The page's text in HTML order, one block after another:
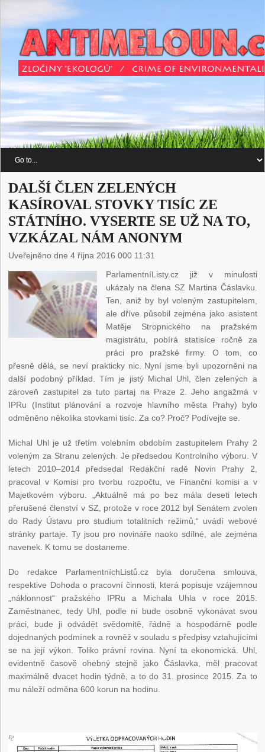
DALŠÍ ČLEN ZELENÝCH
KASÍROVAL STOVKY TISÍC ZE
STÁTNÍHO. VYSERTE SE UŽ NA TO,
VZKÁZAL NÁM ANONYM
Uveřejněno dne 4 října 2016 000 11:31
ParlamentníListy.cz již v minulosti
ukázaly na člena SZ Martina Čáslavku.
Ten, aniž by byl voleným zastupitelem,
ale dříve působil zejména jako asistent
Matěje Stropnického na pražském
magistrátu, pobírá statisíce ročně za
práci pro pražské firmy. O tom, co
přesně dělá, se neví prakticky nic. Nyní jsme byli upozorněni na
další podobný příklad. Tím je jistý Michal Uhl, člen zelených a
zároveň zastupitel za tuto partaj na Praze 2. Jeho angažmá v
IPRu (Institut plánování a rozvoje hlavního města Prahy) bylo
odměněno několika stovkami tisíc. Za co? Proč? Podívejte se.
Michal Uhl je už třetím volebním obdobím zastupitelem Prahy 2
voleným za Stranu zelených. Je předsedou Kontrolního výboru. V
letech 2010–2014 předsedal Redakční radě Novin Prahy 2,
pracoval v Komisi pro tvorbu rozpočtu, ve Finanční komisi a v
Majetkovém výboru. „Aktuálně má po bez mála deseti letech
přerušené členství v SZ, protože v roce 2012 byl Senátem zvolen
do Rady Ústavu pro studium totalitních režimů,“ uvádí webové
stránky partaje. Ty jsou pro novináře naoko sdílné, ale zejména
navenek. K tomu se dostaneme.
Do redakce ParlamentníchListů.cz byla doručena smlouva,
respektive Dohoda o pracovní činnosti, která popisuje vzájemnou
„náklonnost“ pražského IPRu a Michala Uhla v roce 2015.
Zaměstnanec, tedy Uhl, podle ní bude osobně vykonávat svou
práci, bude ji odvádět svědomitě, řádně a hospodárně podle
dojednaných podmínek a rovněž v souladu s předpisy vztahujícími
se na její výkon. Toliko právní rovina. Nyní ta ekonomická. Uhl,
evidentně časově ohebný stejně jako Čáslavka, měl pracovat
maximálně dvacet hodin týdně, a to do 31. prosince 2015. Za to
mu náleží odměna 600 korun na hodinu.